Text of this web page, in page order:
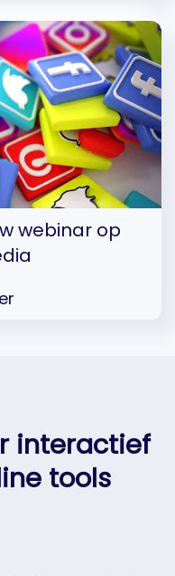
webinar op
interactief
tools